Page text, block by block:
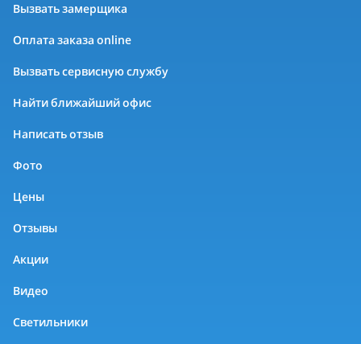
Вызвать замерщика
Оплата заказа online
Вызвать сервисную службу
Найти ближайший офис
Написать отзыв
Фото
Цены
Отзывы
Акции
Видео
Светильники